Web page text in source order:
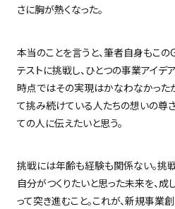
さに胸が熱くなった。
本当のことを言うと、筆者自身もこの
テストに挑戦し、ひとつの事業アイデ
時点ではその実現はかなわなかった
て挑み続けている人たちの想いの尊
ての人に伝えたいと思う。
挑戦には年齢も経験も関係ない。挑
自分がつくりたいと思った未来を、
って突き進むこと。これが、新規事業